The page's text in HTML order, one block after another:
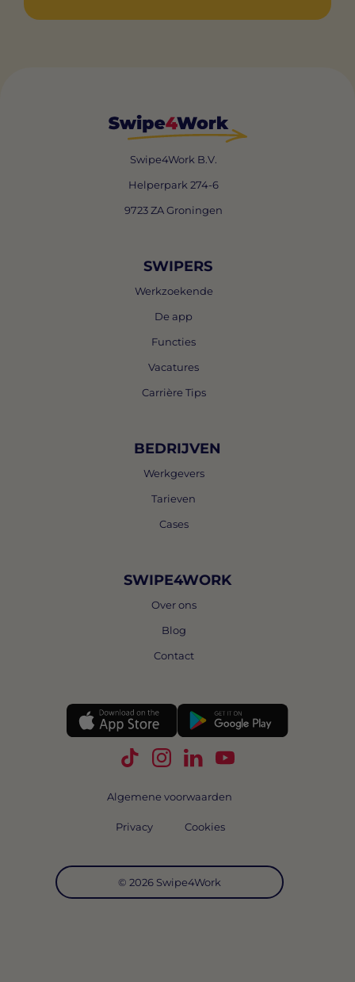
Swipe4Work B.V.
Helperpark 274-6
9723 ZA Groningen
SWIPERS
Werkzoekende
De app
Functies
Vacatures
Carrière Tips
BEDRIJVEN
Werkgevers
Tarieven
Cases
SWIPE4WORK
Over ons
Blog
Contact
Volg Swipe4Work op TikTok
Volg Swipe4Work op
Volg Swipe4Work op
Volg Swipe4Work
© 2026 Swipe4Work
Algemene voorwaarden
Privacy Cookies